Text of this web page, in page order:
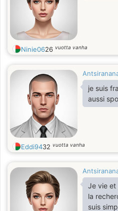
Ninie0626 vuotta vanha
je suis
aussi
Eddi9432 vuotta vanha
Je vie et
la
suis